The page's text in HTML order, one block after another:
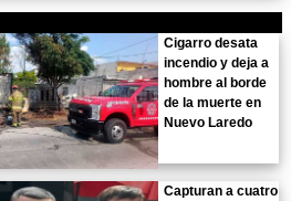
Cigarro desata
incendio y deja a
hombre al borde
de la muerte en
Nuevo Laredo
Capturan a cuatro